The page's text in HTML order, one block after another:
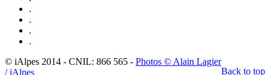
.
.
.
.
Back to top
© iAlpes 2014 - CNIL: 866 565 - Photos © Alain Lagier
/ iAlpes